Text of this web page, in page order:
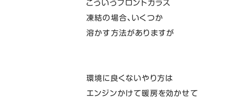
こういうフロントガラス
凍結の場合、いくつか
溶かす方法がありますが
環境に良くないやり方は
エンジンかけて暖房を効かせて